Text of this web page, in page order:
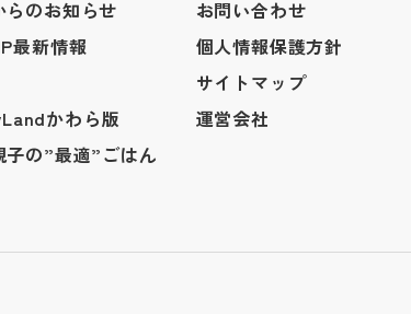
らのお知らせ
最新情報
かわら版
子の”最適”ごはん
お問い合わせ
個人情報保護方針
サイトマップ
運営会社